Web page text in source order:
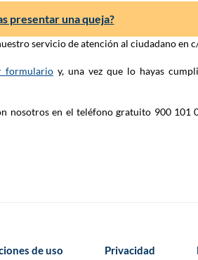
presentar una queja?
servicio de atención al ciudadano en
formulario y, una vez que lo hayas
en el teléfono gratuito 900 101
de uso Privacidad